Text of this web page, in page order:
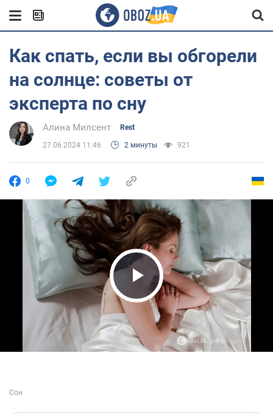
Как спать, если вы обгорели
на солнце: советы от
эксперта по сну
Алина Милсент Rest
27.06.2024 11:46 2 минуты 921
0
Play Video